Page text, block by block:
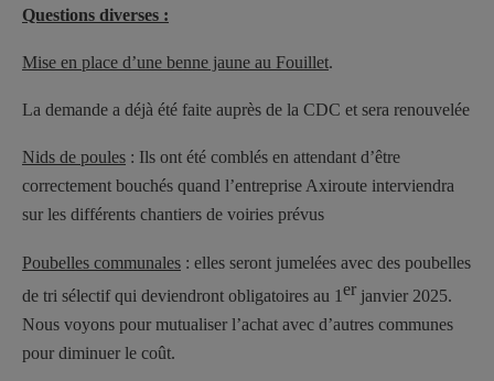
Questions diverses :
Mise en place d’une benne jaune au Fouillet.
La demande a déjà été faite auprès de la CDC et sera renouvelée
Nids de poules : Ils ont été comblés en attendant d’être
correctement bouchés quand l’entreprise Axiroute interviendra
sur les différents chantiers de voiries prévus
Poubelles communales : elles seront jumelées avec des poubelles
de tri sélectif qui deviendront obligatoires au 1er janvier 2025.
Nous voyons pour mutualiser l’achat avec d’autres communes
pour diminuer le coût.